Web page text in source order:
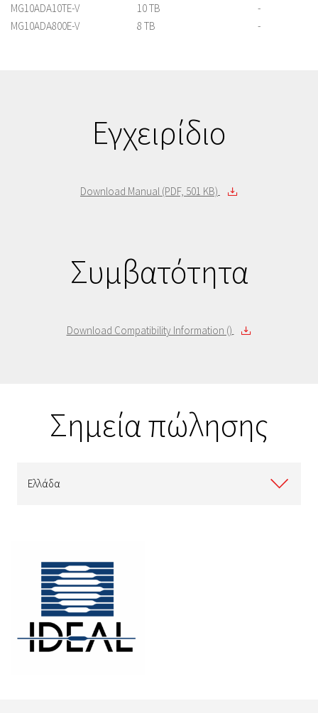
MG10ADA10TE-V
10 TB
-
MG10ADA800E-V
8 TB -
Εγχειρίδιο
Download Manual (PDF, 501 KB)
Συμβατότητα
Download Compatibility Information ()
Σημεία πώλησης
Ελλάδα